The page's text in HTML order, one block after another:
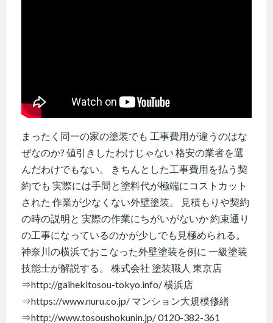
まったく同一の家の塗装でも 工事費用が違うのはな
ぜなのか? 値引きしたわけじゃない 格安の業者を選
んだわけでもない。 きちんとした工事費用を払う契
約でも 実際には手間と塗料代が極端にコストカット
され­た 作業が少なくない外壁塗装。 見積もりや契約
の時の説明と 実際の作業にちがいがないか 約束通り
の工事になってい­るのかが少しでも見極められる。
神奈川の横浜でおこなった外壁塗装を例に 一級塗装
技能士が解説する。 株式会社 塗装職人 東京店
⇒http://gaihekitosou-tokyo.info/ 横浜店
⇒https://www.nuru.co.jp/ マンション大規模修繕
⇒http://www.tosoushokunin.jp/ 0120-382-361